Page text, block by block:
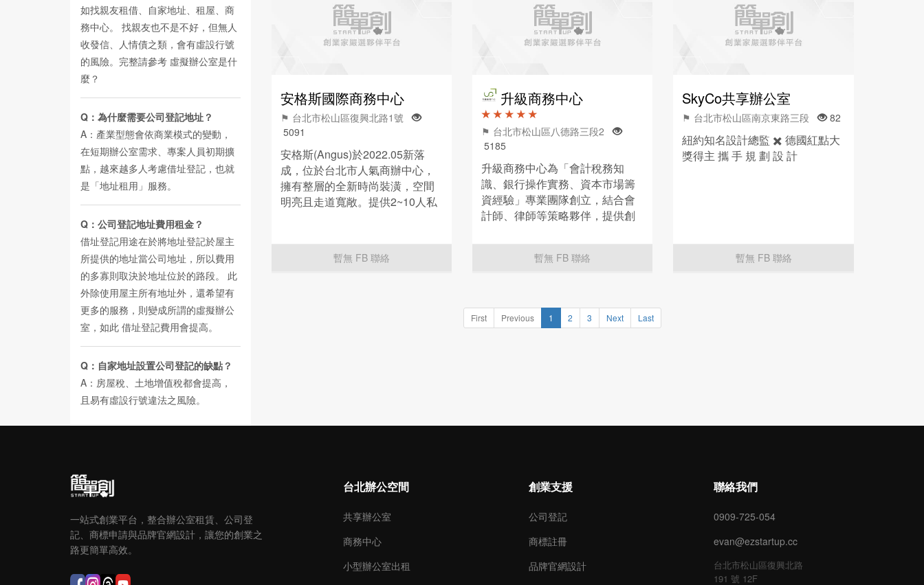
如找親友租借、自家地址、租屋、商
務中心。 找親友也不是不好，但無人
收發信、人情債之類，會有虛設行號
的風險。完整請參考 虛擬辦公室是什
麼？
Q：為什麼需要公司登記地址？
A：產業型態會依商業模式的變動，
在短期辦公室需求、專案人員初期擴
點，越來越多人考慮借址登記，也就
是「地址租用」服務。
Q：公司登記地址費用租金？
借址登記用途在於將地址登記於屋主
所提供的地址當公司地址，所以費用
的多寡則取決於地址位於的路段。 此
外除使用屋主所有地址外，還希望有
更多的服務，則變成所謂的虛擬辦公
室，如此 借址登記費用會提高。
Q：自家地址設置公司登記的缺點？
A：房屋稅、土地增值稅都會提高，
且易有虛設行號違法之風險。
安格斯國際商務中心
⚑ 台北市松山區復興北路1號
5091
安格斯(Angus)於2022.05新落
成，位於台北市人氣商辦中心，
擁有整層的全新時尚裝潢，空間
明亮且走道寬敞。提供2~10人私
中小企業等需求。
暫無 FB 聯絡
升級商務中心
★ ★ ★ ★ ★
⚑ 台北市松山區八德路三段2
5185
升級商務中心為「會計稅務知
識、銀行操作實務、資本市場籌
資經驗」專業團隊創立，結合會
計師、律師等策略夥伴，提供創
法律諮詢、行銷策略、管理顧問
等各式服務，給予客戶各項專業
暫無 FB 聯絡
SkyCo共享辦公室
⚑ 台北市松山區南京東路三段 82
紐約知名設計總監 ✖️ 德國紅點大
獎得主 攜 手 規 劃 設 計
暫無 FB 聯絡
First Previous 1 2 3 Next Last
一站式創業平台，整合辦公室租賃、公司登
記、商標申請與品牌官網設計，讓您的創業之
路更簡單高效。
台北辦公空間
共享辦公室
商務中心
小型辦公室出租
創業支援
公司登記
商標註冊
品牌官網設計
聯絡我們
0909-725-054
evan@ezstartup.cc
台北市松山區復興北路
191 號 12F